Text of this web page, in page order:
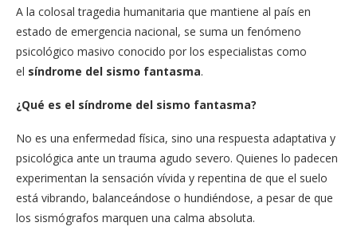
A la colosal tragedia humanitaria que mantiene al país en
estado de emergencia nacional, se suma un fenómeno
psicológico masivo conocido por los especialistas como
el síndrome del sismo fantasma.
¿Qué es el síndrome del sismo fantasma?
No es una enfermedad física, sino una respuesta adaptativa y
psicológica ante un trauma agudo severo. Quienes lo padecen
experimentan la sensación vívida y repentina de que el suelo
está vibrando, balanceándose o hundiéndose, a pesar de que
los sismógrafos marquen una calma absoluta.